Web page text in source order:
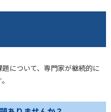
について、専門家が継続的に